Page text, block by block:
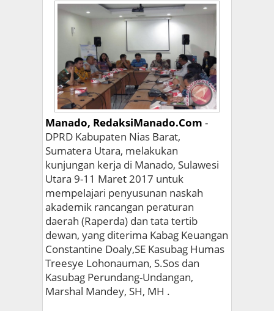
Manado, RedaksiManado.Com -
DPRD Kabupaten Nias Barat,
Sumatera Utara, melakukan
kunjungan kerja di Manado, Sulawesi
Utara 9-11 Maret 2017 untuk
mempelajari penyusunan naskah
akademik rancangan peraturan
daerah (Raperda) dan tata tertib
dewan, yang diterima Kabag Keuangan
Constantine Doaly,SE Kasubag Humas
Treesye Lohonauman, S.Sos dan
Kasubag Perundang-Undangan,
Marshal Mandey, SH, MH .